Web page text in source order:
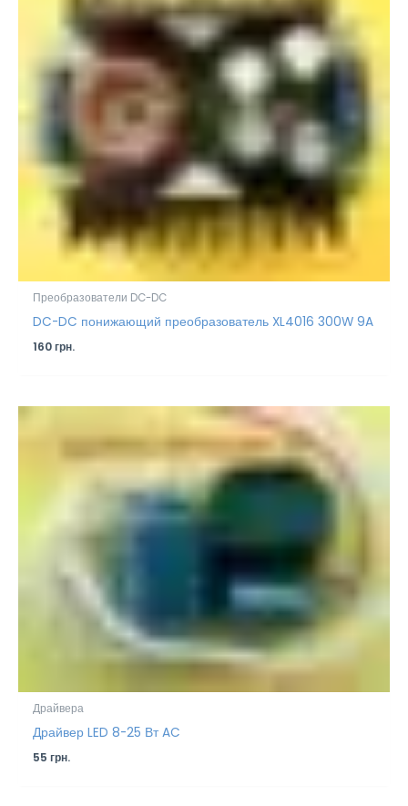
Преобразователи DC-DC
DC-DC понижающий преобразователь XL4016 300W 9A
160грн.
Драйвера
Драйвер LED 8-25 Вт AC
55грн.